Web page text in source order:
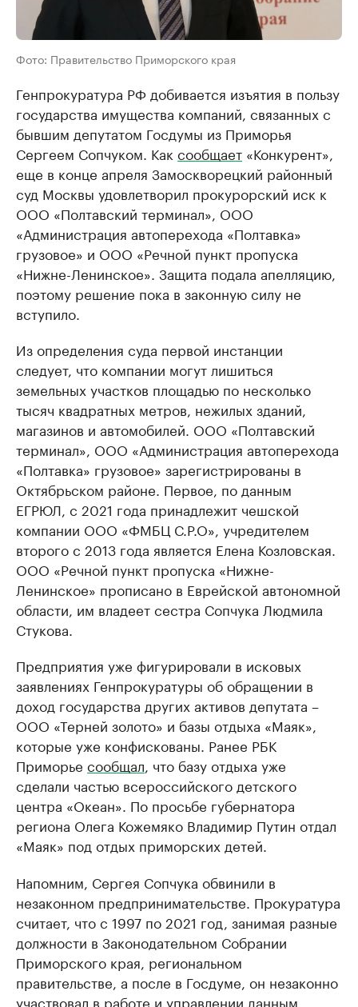
Фото: Правительство Приморского края
Генпрокуратура РФ добивается изъятия в пользу
государства имущества компаний, связанных с
бывшим депутатом Госдумы из Приморья
Сергеем Сопчуком. Как сообщает «Конкурент»,
еще в конце апреля Замоскворецкий районный
суд Москвы удовлетворил прокурорский иск к
ООО «Полтавский терминал», ООО
«Администрация автоперехода «Полтавка»
грузовое» и ООО «Речной пункт пропуска
«Нижне-Ленинское». Защита подала апелляцию,
поэтому решение пока в законную силу не
вступило.
Из определения суда первой инстанции
следует, что компании могут лишиться
земельных участков площадью по несколько
тысяч квадратных метров, нежилых зданий,
магазинов и автомобилей. ООО «Полтавский
терминал», ООО «Администрация автоперехода
«Полтавка» грузовое» зарегистрированы в
Октябрьском районе. Первое, по данным
ЕГРЮЛ, с 2021 года принадлежит чешской
компании ООО «ФМБЦ С.Р.О», учредителем
второго с 2013 года является Елена Козловская.
ООО «Речной пункт пропуска «Нижне-
Ленинское» прописано в Еврейской автономной
области, им владеет сестра Сопчука Людмила
Стукова.
Предприятия уже фигурировали в исковых
заявлениях Генпрокуратуры об обращении в
доход государства других активов депутата –
ООО «Терней золото» и базы отдыха «Маяк»,
которые уже конфискованы. Ранее РБК
Приморье сообщал, что базу отдыха уже
сделали частью всероссийского детского
центра «Океан». По просьбе губернатора
региона Олега Кожемяко Владимир Путин отдал
«Маяк» под отдых приморских детей.
Напомним, Сергея Сопчука обвинили в
незаконном предпринимательстве. Прокуратура
считает, что с 1997 по 2021 год, занимая разные
должности в Законодательном Собрании
Приморского края, региональном
правительстве, а после в Госдуме, он незаконно
участвовал в работе и управлении данным